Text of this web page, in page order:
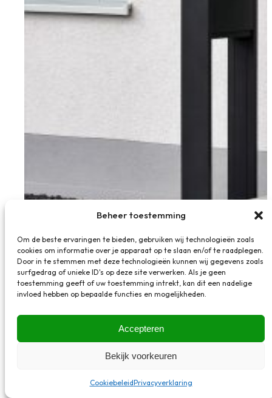
Beheer toestemming
Om de beste ervaringen te bieden, gebruiken wij technologieën zoals
cookies om informatie over je apparaat op te slaan en/of te raadplegen.
Door in te stemmen met deze technologieën kunnen wij gegevens zoals
surfgedrag of unieke ID's op deze site verwerken. Als je geen
toestemming geeft of uw toestemming intrekt, kan dit een nadelige
invloed hebben op bepaalde functies en mogelijkheden.
Accepteren
Bekijk voorkeuren
CookiebeleidPrivacyverklaring
Deuren
Nedkozijn levert voordeuren, binnendeuren, glazen